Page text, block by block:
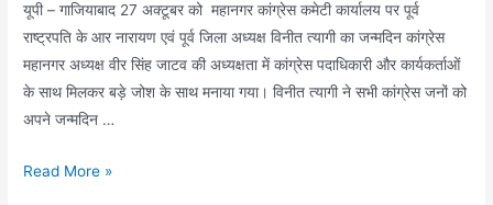
यूपी – गाजियाबाद 27 अक्टूबर को महानगर कांग्रेस कमेटी कार्यालय पर पूर्व
राष्ट्रपति के आर नारायण एवं पूर्व जिला अध्यक्ष विनीत त्यागी का जन्मदिन कांग्रेस
महानगर अध्यक्ष वीर सिंह जाटव की अध्यक्षता में कांग्रेस पदाधिकारी और कार्यकर्ताओं
के साथ मिलकर बड़े जोश के साथ मनाया गया। विनीत त्यागी ने सभी कांग्रेस जनों को
अपने जन्मदिन …
महानगर
Read More »